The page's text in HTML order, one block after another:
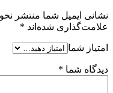
نشانی ایمیل شما منتشر
علامت‌گذاری شده‌اند *
امتیاز شما
دیدگاه شما *